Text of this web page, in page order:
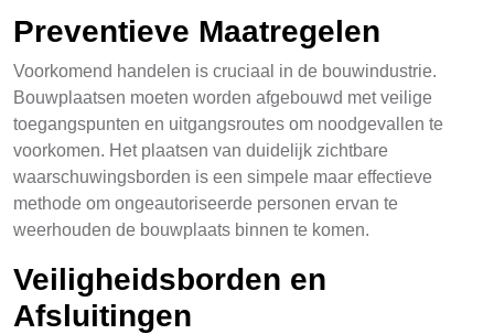
Preventieve Maatregelen
Voorkomend handelen is cruciaal in de bouwindustrie.
Bouwplaatsen moeten worden afgebouwd met veilige
toegangspunten en uitgangsroutes om noodgevallen te
voorkomen. Het plaatsen van duidelijk zichtbare
waarschuwingsborden is een simpele maar effectieve
methode om ongeautoriseerde personen ervan te
weerhouden de bouwplaats binnen te komen.
Veiligheidsborden en
Afsluitingen